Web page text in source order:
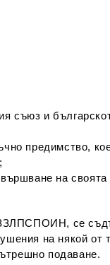
съюз и
предимство,
на
ЗЗЛПСПОИН, се
на някой от
подаване.